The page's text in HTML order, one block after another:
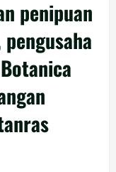
penipuan